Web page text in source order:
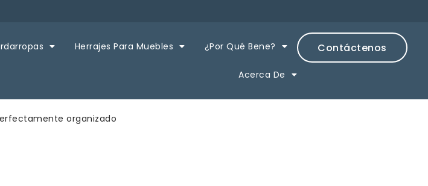
Herrajes Para Muebles ¿Por Qué Bene?
Acerca De
Contáctenos
organizado